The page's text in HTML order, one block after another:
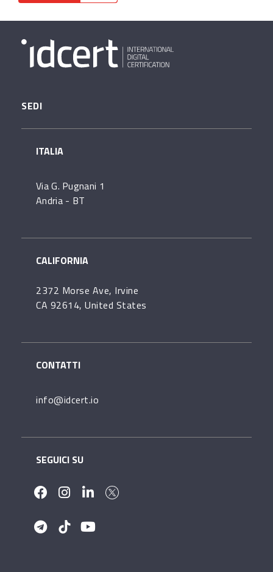
SEDI
ITALIA
Via G. Pugnani 1
Andria - BT
CALIFORNIA
2372 Morse Ave, Irvine
CA 92614, United States
CONTATTI
info@idcert.io
SEGUICI SU